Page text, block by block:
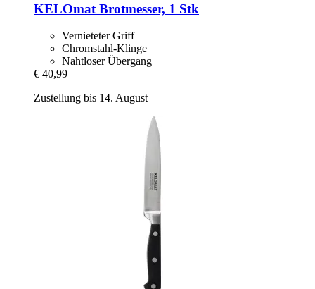
KELOmat Brotmesser, 1 Stk
Vernieteter Griff
Chromstahl-Klinge
Nahtloser Übergang
€ 40,99
Zustellung bis 14. August